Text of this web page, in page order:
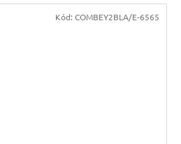
Kód: COMBEY2BLA/E-6565